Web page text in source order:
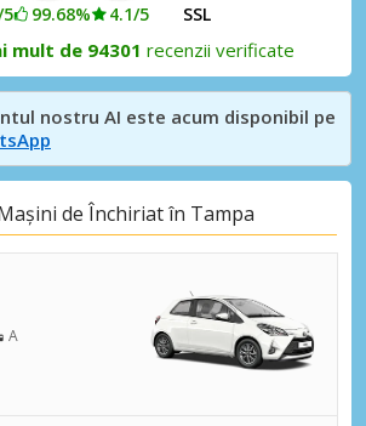
99.68% 4.1/5 SSL
mult de 94301 recenzii verificate
nostru AI este acum disponibil pe
de Închiriat în Tampa
A